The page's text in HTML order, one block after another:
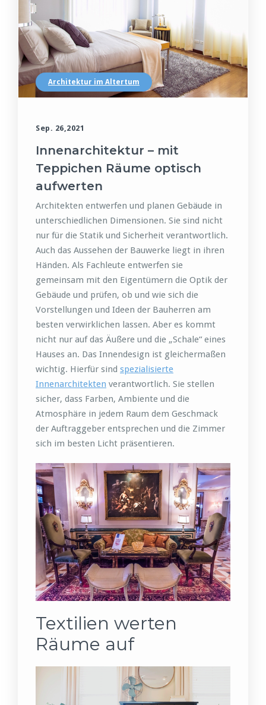
Architektur im Altertum
Sep. 26,2021
Innenarchitektur – mit
Teppichen Räume optisch
aufwerten
Architekten entwerfen und planen Gebäude in
unterschiedlichen Dimensionen. Sie sind nicht
nur für die Statik und Sicherheit verantwortlich.
Auch das Aussehen der Bauwerke liegt in ihren
Händen. Als Fachleute entwerfen sie
gemeinsam mit den Eigentümern die Optik der
Gebäude und prüfen, ob und wie sich die
Vorstellungen und Ideen der Bauherren am
besten verwirklichen lassen. Aber es kommt
nicht nur auf das Äußere und die „Schale“ eines
Hauses an. Das Innendesign ist gleichermaßen
wichtig. Hierfür sind spezialisierte
Innenarchitekten verantwortlich. Sie stellen
sicher, dass Farben, Ambiente und die
Atmosphäre in jedem Raum dem Geschmack
der Auftraggeber entsprechen und die Zimmer
sich im besten Licht präsentieren.
Textilien werten
Räume auf